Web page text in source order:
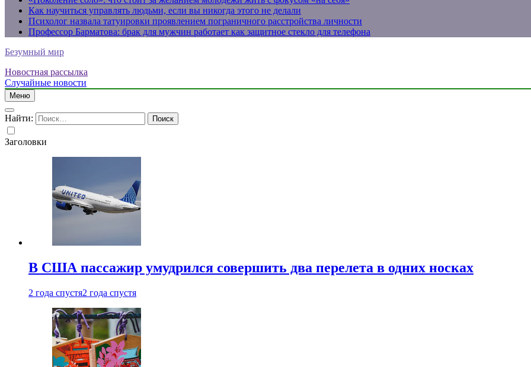
Как научиться управлять людьми, если вы никогда этого не делали
Психолог назвала татуировки проявлением пограничного расстройства личности
Профессор Барматова: брак для мужчин работает как защитное стекло для телефона
Безумный мир
Новостная рассылка
Случайные новости
Меню
Найти:
Заголовки
В США пассажир умудрился совершить два перелета в одних носках
2 года спустя2 года спустя